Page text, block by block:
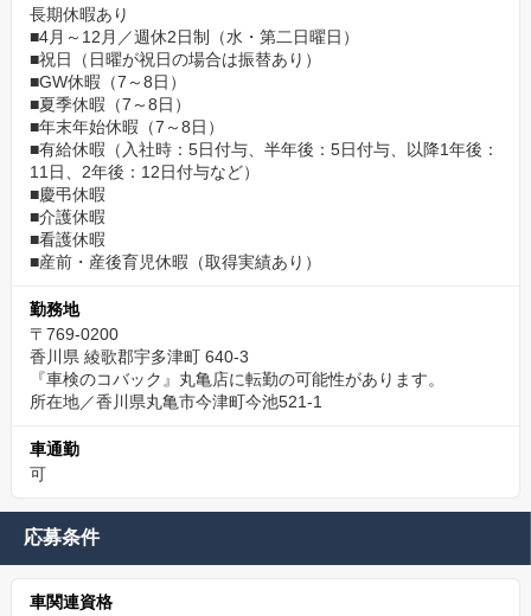
長期休暇あり
■4月～12月／週休2日制（水・第二日曜日）
■祝日（日曜が祝日の場合は振替あり）
■GW休暇（7～8日）
■夏季休暇（7～8日）
■年末年始休暇（7～8日）
■有給休暇（入社時：5日付与、半年後：5日付与、以降1年後：
11日、2年後：12日付与など）
■慶弔休暇
■介護休暇
■看護休暇
■産前・産後育児休暇（取得実績あり）
勤務地
〒769-0200
香川県 綾歌郡宇多津町 640-3
『車検のコバック』丸亀店に転勤の可能性があります。
所在地／香川県丸亀市今津町今池521-1
車通勤
可
応募条件
車関連資格